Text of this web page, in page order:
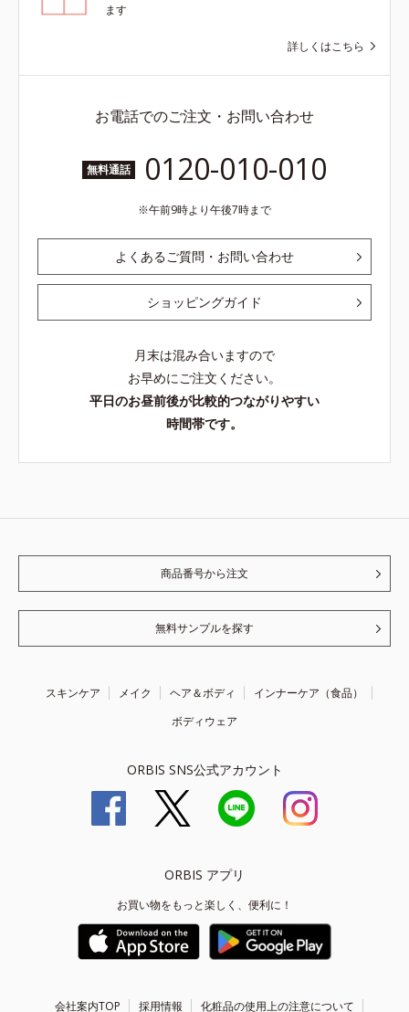
ます
詳しくはこちら
お電話でのご注文・お問い合わせ
無料通話 0120-010-010
午前9時より午後7時まで
よくあるご質問・お問い合わせ
ショッピングガイド
月末は混み合いますので
お早めにご注文ください。
平日のお昼前後が比較的つながりやすい
時間帯です。
商品番号から注文
無料サンプルを探す
スキンケア メイク ヘア＆ボディ
インナーケア（食品）
ボディウェア
ORBIS SNS公式アカウント
ORBIS アプリ
お買い物をもっと楽しく、便利に！
会社案内TOP 採用情報 化粧品の使用上の注意について